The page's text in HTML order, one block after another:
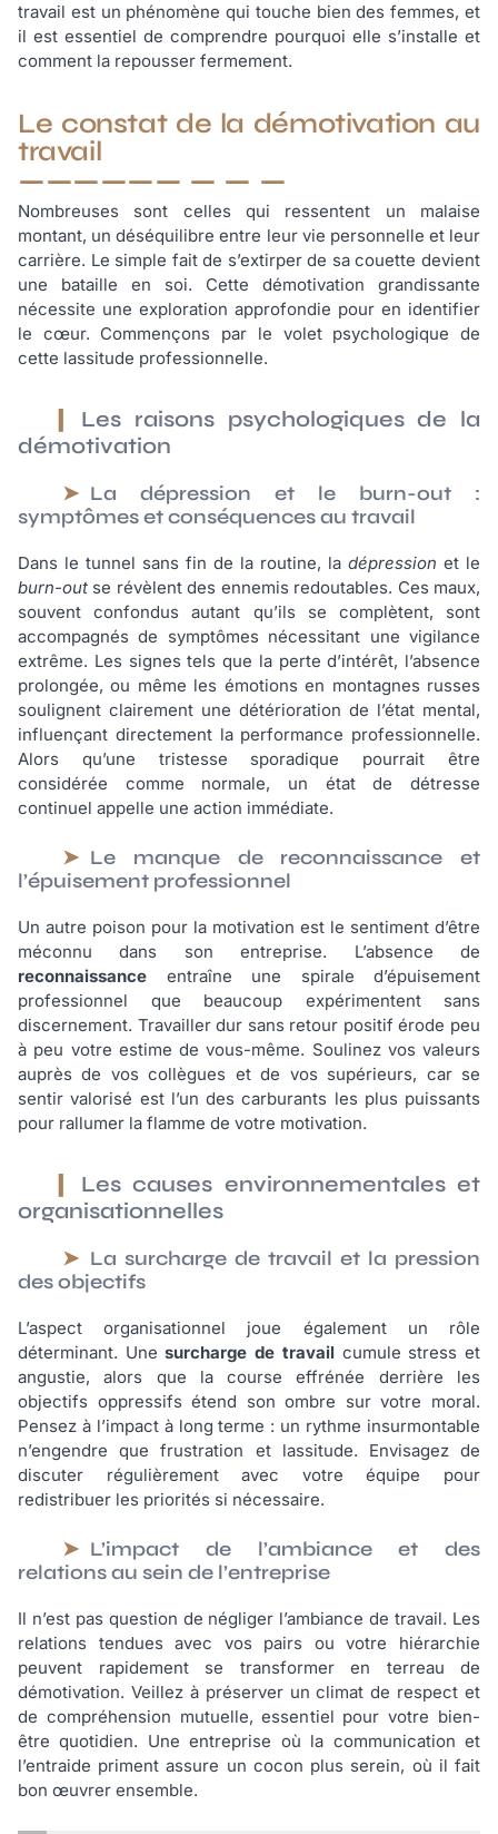
travail est un phénomène qui touche bien des femmes, et
il est essentiel de comprendre pourquoi elle s’installe et
comment la repousser fermement.
Le constat de la démotivation au
travail
Nombreuses sont celles qui ressentent un malaise
montant, un déséquilibre entre leur vie personnelle et leur
carrière. Le simple fait de s’extirper de sa couette devient
une bataille en soi. Cette démotivation grandissante
nécessite une exploration approfondie pour en identifier
le cœur. Commençons par le volet psychologique de
cette lassitude professionnelle.
Les raisons psychologiques de la
démotivation
La dépression et le burn-out :
symptômes et conséquences au travail
Dans le tunnel sans fin de la routine, la dépression et le
burn-out se révèlent des ennemis redoutables. Ces maux,
souvent confondus autant qu’ils se complètent, sont
accompagnés de symptômes nécessitant une vigilance
extrême. Les signes tels que la perte d’intérêt, l’absence
prolongée, ou même les émotions en montagnes russes
soulignent clairement une détérioration de l’état mental,
influençant directement la performance professionnelle.
Alors qu’une tristesse sporadique pourrait être
considérée comme normale, un état de détresse
continuel appelle une action immédiate.
Le manque de reconnaissance et
l’épuisement professionnel
Un autre poison pour la motivation est le sentiment d’être
méconnu dans son entreprise. L’absence de
reconnaissance entraîne une spirale d’épuisement
professionnel que beaucoup expérimentent sans
discernement. Travailler dur sans retour positif érode peu
à peu votre estime de vous-même. Soulinez vos valeurs
auprès de vos collègues et de vos supérieurs, car se
sentir valorisé est l’un des carburants les plus puissants
pour rallumer la flamme de votre motivation.
Les causes environnementales et
organisationnelles
La surcharge de travail et la pression
des objectifs
L’aspect organisationnel joue également un rôle
déterminant. Unesurcharge de travailcumule stress et
angustie, alors que la course effrénée derrière les
objectifs oppressifs étend son ombre sur votre moral.
Pensez à l’impact à long terme : un rythme insurmontable
n’engendre que frustration et lassitude. Envisagez de
discuter régulièrement avec votre équipe pour
redistribuer les priorités si nécessaire.
L’impact de l’ambiance et des
relations au sein de l’entreprise
Il n’est pas question de négliger l’ambiance de travail. Les
relations tendues avec vos pairs ou votre hiérarchie
peuvent rapidement se transformer en terreau de
démotivation. Veillez à préserver un climat de respect et
de compréhension mutuelle, essentiel pour votre bien-
être quotidien. Une entreprise où la communication et
l’entraide priment assure un cocon plus serein, où il fait
bon œuvrer ensemble.